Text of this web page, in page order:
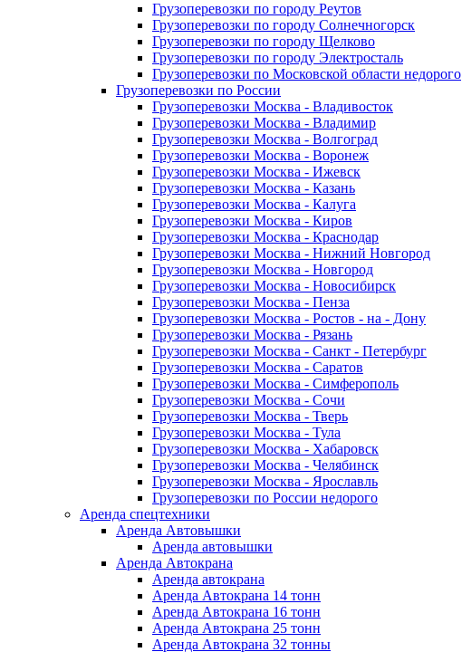
Грузоперевозки по городу Реутов
Грузоперевозки по городу Солнечногорск
Грузоперевозки по городу Щелково
Грузоперевозки по городу Электросталь
Грузоперевозки по Московской области недорого
Грузоперевозки по России
Грузоперевозки Москва - Владивосток
Грузоперевозки Москва - Владимир
Грузоперевозки Москва - Волгоград
Грузоперевозки Москва - Воронеж
Грузоперевозки Москва - Ижевск
Грузоперевозки Москва - Казань
Грузоперевозки Москва - Калуга
Грузоперевозки Москва - Киров
Грузоперевозки Москва - Краснодар
Грузоперевозки Москва - Нижний Новгород
Грузоперевозки Москва - Новгород
Грузоперевозки Москва - Новосибирск
Грузоперевозки Москва - Пенза
Грузоперевозки Москва - Ростов - на - Дону
Грузоперевозки Москва - Рязань
Грузоперевозки Москва - Санкт - Петербург
Грузоперевозки Москва - Саратов
Грузоперевозки Москва - Симферополь
Грузоперевозки Москва - Сочи
Грузоперевозки Москва - Тверь
Грузоперевозки Москва - Тула
Грузоперевозки Москва - Хабаровск
Грузоперевозки Москва - Челябинск
Грузоперевозки Москва - Ярославль
Грузоперевозки по России недорого
Аренда спецтехники
Аренда Автовышки
Аренда автовышки
Аренда Автокрана
Аренда автокрана
Аренда Автокрана 14 тонн
Аренда Автокрана 16 тонн
Аренда Автокрана 25 тонн
Аренда Автокрана 32 тонны